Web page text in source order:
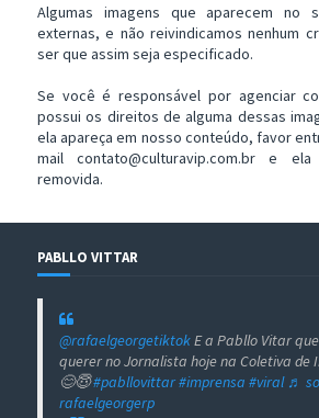
Algumas imagens que aparecem
externas, e não reivindicamos nenhum
ser que assim seja especificado.
Se você é responsável por agenciar
possui os direitos de alguma dessas
ela apareça em nosso conteúdo, favor
mail contato@culturavip.com.br e
removida.
PABLLO VITTAR
@rafaelgeorgetiktokE a Pabllo Vitar
querer no Jornalista hoje na Coletiva de
😊😇#pabllovittar#imprensa #viral ♬
rafaelgeorgerp